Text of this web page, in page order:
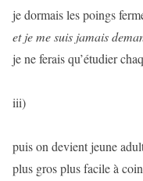
je dormais les poings
et je me suis jamais
je ne ferais qu’étudier
iii)
puis on devient jeune
plus gros plus facile à